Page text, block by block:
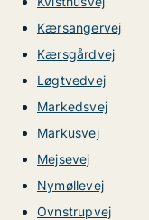
Kærsangervej
Kærsgårdvej
Løgtvedvej
Markedsvej
Markusvej
Mejsevej
Nymøllevej
Ovnstrupvej